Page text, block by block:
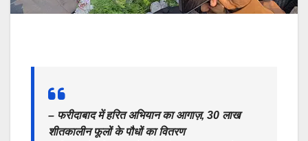
– फरीदाबाद में हरित अभियान का आगाज़, 30 लाख
शीतकालीन फूलों के पौधों का वितरण